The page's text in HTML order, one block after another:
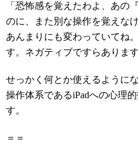
「恐怖感を覚えたわよ、あの
のに、また別な操作を覚えな
あんまりにも変わっていてね
す。ネガティブですらあります
せっかく何とか使えるように
操作体系であるiPadへの心理
す。
＝＝